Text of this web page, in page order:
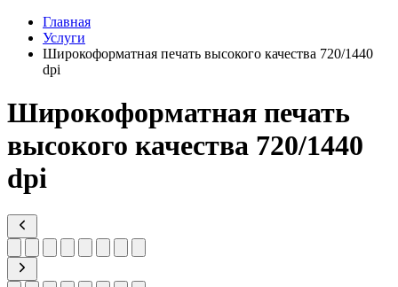
Главная
Услуги
Широкоформатная печать высокого качества 720/1440
dpi
Широкоформатная печать
высокого качества 720/1440
dpi